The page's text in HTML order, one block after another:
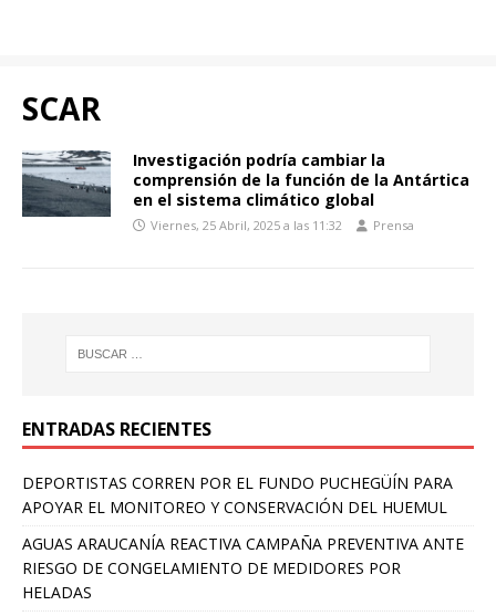
SCAR
Investigación podría cambiar la
comprensión de la función de la Antártica
en el sistema climático global
Viernes, 25 Abril, 2025 a las 11:32 Prensa
ENTRADAS RECIENTES
DEPORTISTAS CORREN POR EL FUNDO PUCHEGÜÍN PARA
APOYAR EL MONITOREO Y CONSERVACIÓN DEL HUEMUL
AGUAS ARAUCANÍA REACTIVA CAMPAÑA PREVENTIVA ANTE
RIESGO DE CONGELAMIENTO DE MEDIDORES POR
HELADAS